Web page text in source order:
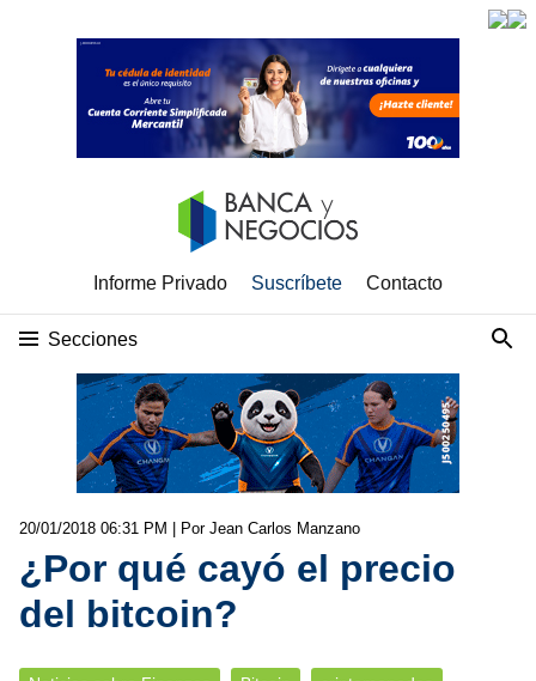
Informe Privado Suscríbete Contacto
Secciones
20/01/2018 06:31 PM | Por Jean Carlos Manzano
¿Por qué cayó el precio
del bitcoin?